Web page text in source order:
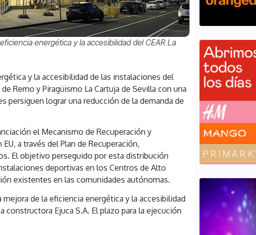
energética y la accesibilidad del CEAR La
y la accesibilidad de las instalaciones del
Remo y Piragüismo La Cartuja de Sevilla con una
persiguen lograr una reducción de la demanda de
el Mecanismo de Recuperación y
a través del Plan de Recuperación,
El objetivo perseguido por esta distribución
deportivas en los Centros de Alto
existentes en las comunidades autónomas.
de la eficiencia energética y la accesibilidad
constructora Ejuca S.A. El plazo para la ejecución